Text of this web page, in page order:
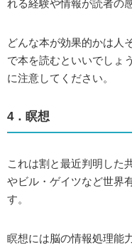
れる経験や情報が読者の
どんな本が効果的かは人
で本を読むといいでしょ
に注意してください。
4．瞑想
これは割と最近判明した
やビル・ゲイツなど世界
す。
瞑想には脳の情報処理能